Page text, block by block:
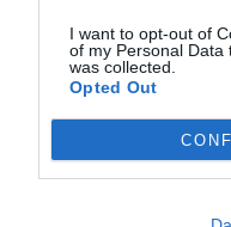
I want to opt-out of
of my Personal Data
was collected.
Opted Out